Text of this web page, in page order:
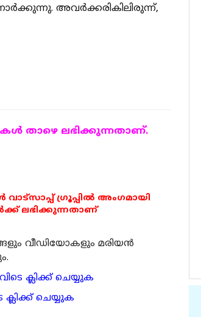
അവര്‍ക്കരികിലിരുന്ന്,
താഴെ ലഭിക്കുന്നതാണ്.
വാട്സാപ്പ് ഗ്രൂപ്പിൽ അംഗമായി
ലഭിക്കുന്നതാണ്
വീഡിയോകളും മരിയന്‍
ക്ലിക്ക് ചെയ്യുക
ചെയ്യുക